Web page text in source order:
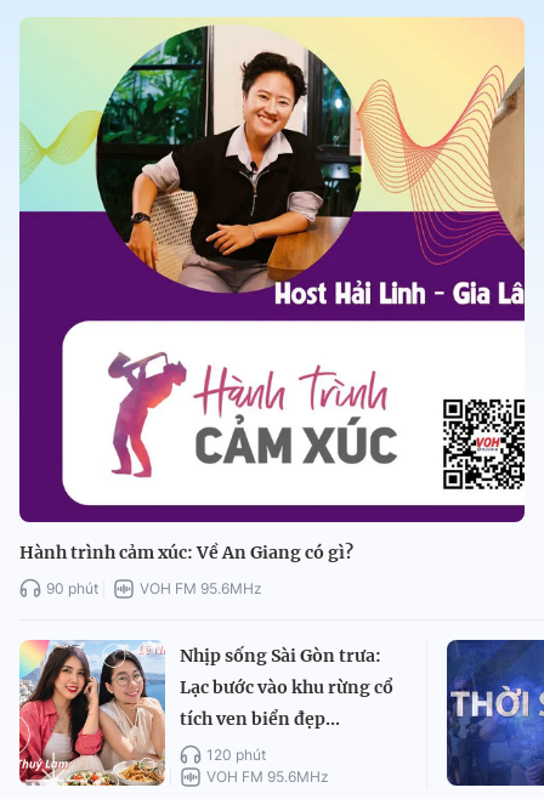
Hành trình cảm xúc: Về An Giang có gì?
90 phút VOH FM 95.6MHz
Nhịp sống Sài Gòn trưa:
Lạc bước vào khu rừng cổ
tích ven biển đẹp...
120 phút
VOH FM 95.6MHz